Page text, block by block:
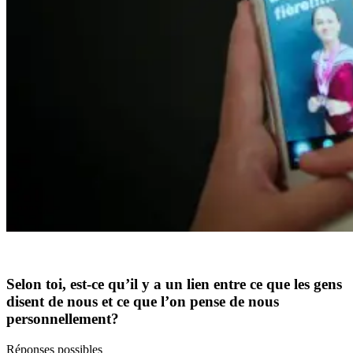
Selon toi, est-ce qu’il y a un lien entre ce que les gens
disent de nous et ce que l’on pense de nous
personnellement?
Réponses possibles